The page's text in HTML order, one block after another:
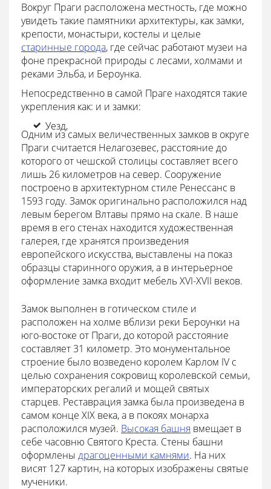
Вокруг Праги расположена местность, где можно
увидеть такие памятники архитектуры, как замки,
крепости, монастыри, костелы и целые
старинные города, где сейчас работают музеи на
фоне прекрасной природы с лесами, холмами и
реками Эльба, и Бероунка.
Непосредственно в самой Праге находятся такие
укрепления как: и и замки:
Уезд,
Одним из самых величественных замков в округе
Праги считается Нелагозевес, расстояние до
которого от чешской столицы составляет всего
лишь 26 километров на север. Сооружение
построено в архитектурном стиле Ренессанс в
1593 году. Замок оригинально расположился над
левым берегом Влтавы прямо на скале. В наше
время в его стенах находится художественная
галерея, где хранятся произведения
европейского искусства, выставлены на показ
образцы старинного оружия, а в интерьерное
оформление замка входит мебель XVI-XVII веков.
Замок выполнен в готическом стиле и
расположен на холме вблизи реки Бероунки на
юго-востоке от Праги, до которой расстояние
составляет 31 километр. Это монументальное
строение было возведено королем Карлом IV с
целью сохранения сокровищ королевской семьи,
императорских регалий и мощей святых
старцев. Реставрация замка была произведена в
самом конце XIX века, а в покоях монарха
расположился музей. Высокая башня вмещает в
себе часовню Святого Креста. Стены башни
оформлены драгоценными камнями. На них
висят 127 картин, на которых изображены святые
мученики.